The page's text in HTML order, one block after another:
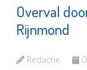
Overval
Rijnmond
Redactie